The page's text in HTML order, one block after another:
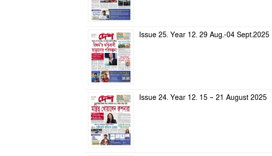
Issue 25. Year 12. 29 Aug.-04 Sept.2025
Issue 24. Year 12. 15 – 21 August 2025